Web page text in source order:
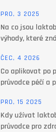
PRO, 3 2025
Na co jsou
výhody, které
ČEC, 4 2026
Co aplikovat po
průvodce péčí a
PRO, 15 2025
Kdy užívat
průvodce pro